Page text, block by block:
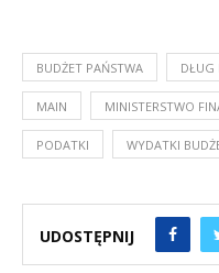
BUDŻET PAŃSTWA DŁUG
MAIN MINISTERSTWO
PODATKI WYDATKI
UDOSTĘPNIJ